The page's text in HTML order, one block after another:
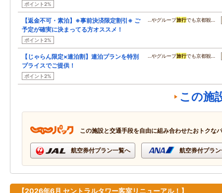
ポイント2%
【返金不可・素泊】※事前決済限定割引※ ご
予定が確実に決まってる方オススメ！
ポイント2%
…やグループ旅行でも京都観…
【じゃらん限定×連泊割】連泊プランを特別
プライスでご提供！
ポイント2%
…やグループ旅行でも京都観…
この施
この施設と交通手段を自由に組み合わせたおトクな
航空券付プラン一覧へ 航空券付プラ
【2026年6月 セントラルタワー客室リニューアル！】